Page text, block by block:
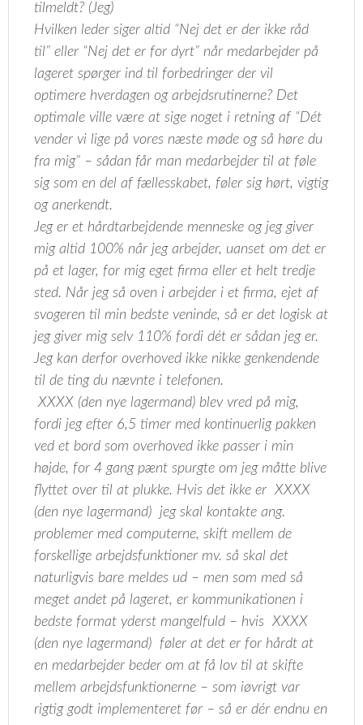
tilmeldt? (Jeg)
Hvilken leder siger altid “Nej det er der ikke råd
til” eller “Nej det er for dyrt” når medarbejder på
lageret spørger ind til forbedringer der vil
optimere hverdagen og arbejdsrutinerne? Det
optimale ville være at sige noget i retning af “Dét
vender vi lige på vores næste møde og så høre du
fra mig” – sådan får man medarbejder til at føle
sig som en del af fællesskabet, føler sig hørt, vigtig
og anerkendt.
Jeg er et hårdtarbejdende menneske og jeg giver
mig altid 100% når jeg arbejder, uanset om det er
på et lager, for mig eget firma eller et helt tredje
sted. Når jeg så oven i arbejder i et firma, ejet af
svogeren til min bedste veninde, så er det logisk at
jeg giver mig selv 110% fordi dét er sådan jeg er.
Jeg kan derfor overhoved ikke nikke genkendende
til de ting du nævnte i telefonen.
XXXX (den nye lagermand) blev vred på mig,
fordi jeg efter 6,5 timer med kontinuerlig pakken
ved et bord som overhoved ikke passer i min
højde, for 4 gang pænt spurgte om jeg måtte blive
flyttet over til at plukke. Hvis det ikke er XXXX
(den nye lagermand) jeg skal kontakte ang.
problemer med computerne, skift mellem de
forskellige arbejdsfunktioner mv. så skal det
naturligvis bare meldes ud – men som med så
meget andet på lageret, er kommunikationen i
bedste format yderst mangelfuld – hvis XXXX
(den nye lagermand) føler at det er for hårdt at
en medarbejder beder om at få lov til at skifte
mellem arbejdsfunktionerne – som iøvrigt var
rigtig godt implementeret før – så er dér endnu en